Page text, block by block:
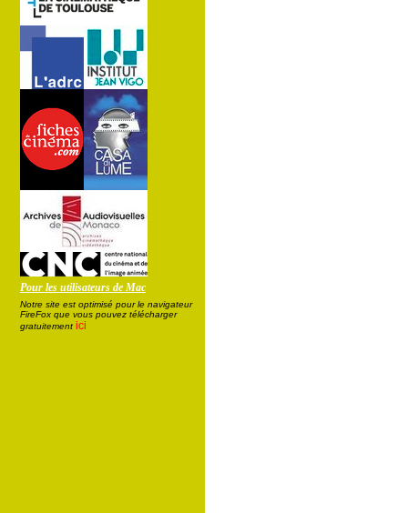
Pour les utilisateurs de Mac
Notre site est optimisé pour le navigateur
FireFox que vous pouvez télécharger
gratuitement ici